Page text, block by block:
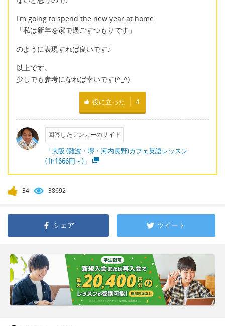
I'm going to spend the new year at home.
「私は新年を家で過ごすつもりです」
のように表現すれば良いです♪
以上です。
少しでも参考になれば幸いです(^_^)
役に立った 4
回答したアンカーのサイト
「大阪 (難波・堺・河内長野)カフェ英語レッスン
(1h1666円～)」
34 38692
シェア ツイート